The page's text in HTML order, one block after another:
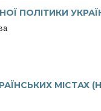
ПОЛІТИКИ
МІСТАХ